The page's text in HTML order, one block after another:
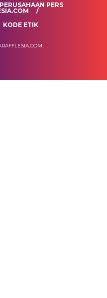
PERS
KODE ETIK